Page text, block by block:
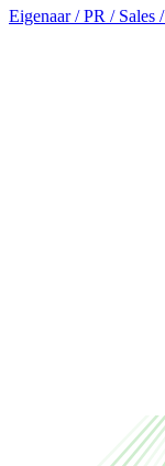
Eigenaar / PR / Sales